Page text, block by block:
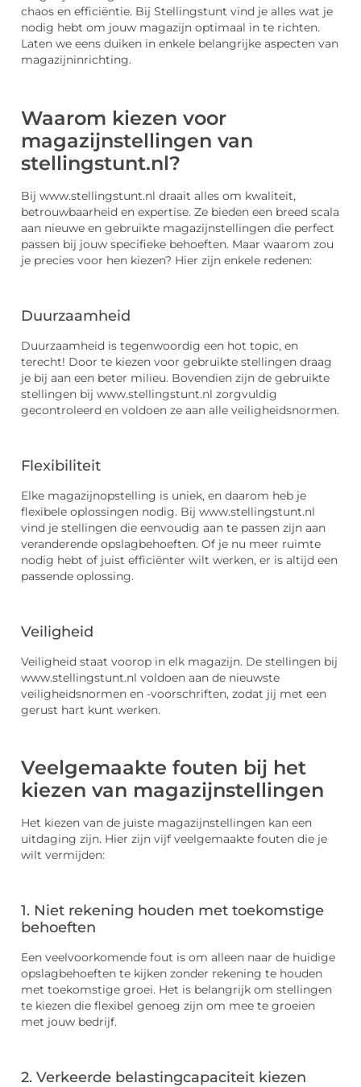
chaos en efficiëntie. Bij Stellingstunt vind je alles wat je
nodig hebt om jouw magazijn optimaal in te richten.
Laten we eens duiken in enkele belangrijke aspecten van
magazijninrichting.
Waarom kiezen voor
magazijnstellingen van
stellingstunt.nl?
Bij www.stellingstunt.nl draait alles om kwaliteit,
betrouwbaarheid en expertise. Ze bieden een breed scala
aan nieuwe en gebruikte magazijnstellingen die perfect
passen bij jouw specifieke behoeften. Maar waarom zou
je precies voor hen kiezen? Hier zijn enkele redenen:
Duurzaamheid
Duurzaamheid is tegenwoordig een hot topic, en
terecht! Door te kiezen voor gebruikte stellingen draag
je bij aan een beter milieu. Bovendien zijn de gebruikte
stellingen bij www.stellingstunt.nl zorgvuldig
gecontroleerd en voldoen ze aan alle veiligheidsnormen.
Flexibiliteit
Elke magazijnopstelling is uniek, en daarom heb je
flexibele oplossingen nodig. Bij www.stellingstunt.nl
vind je stellingen die eenvoudig aan te passen zijn aan
veranderende opslagbehoeften. Of je nu meer ruimte
nodig hebt of juist efficiënter wilt werken, er is altijd een
passende oplossing.
Veiligheid
Veiligheid staat voorop in elk magazijn. De stellingen bij
www.stellingstunt.nl voldoen aan de nieuwste
veiligheidsnormen en -voorschriften, zodat jij met een
gerust hart kunt werken.
Veelgemaakte fouten bij het
kiezen van magazijnstellingen
Het kiezen van de juiste magazijnstellingen kan een
uitdaging zijn. Hier zijn vijf veelgemaakte fouten die je
wilt vermijden:
1. Niet rekening houden met toekomstige
behoeften
Een veelvoorkomende fout is om alleen naar de huidige
opslagbehoeften te kijken zonder rekening te houden
met toekomstige groei. Het is belangrijk om stellingen
te kiezen die flexibel genoeg zijn om mee te groeien
met jouw bedrijf.
2. Verkeerde belastingcapaciteit kiezen